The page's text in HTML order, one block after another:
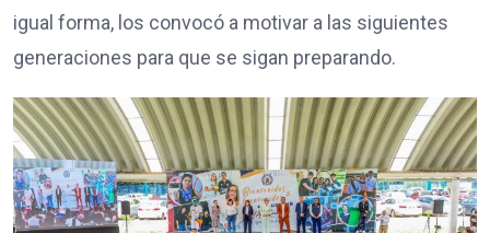
igual forma, los convocó a motivar a las siguientes
generaciones para que se sigan preparando.